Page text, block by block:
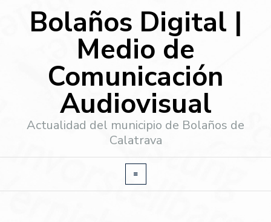
Bolaños Digital |
Medio de
Comunicación
Audiovisual
Actualidad del municipio de Bolaños de
Calatrava